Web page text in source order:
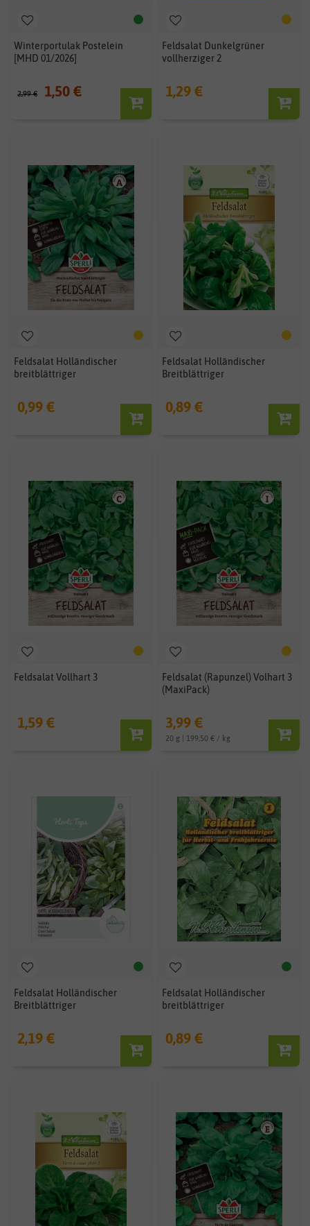
Winterportulak Postelein
[MHD 01/2026]
2,99 € 1,50 €
Feldsalat Dunkelgrüner
vollherziger 2
1,29 €
Feldsalat Holländischer
breitblättriger
0,99 €
Feldsalat Holländischer
Breitblättriger
0,89 €
Feldsalat Vollhart 3
1,59 €
Feldsalat (Rapunzel) Volhart 3
(MaxiPack)
3,99 €
20 g | 199,50 € / kg
Feldsalat Holländischer
Breitblättriger
2,19 €
Feldsalat Holländischer
breitblättriger
0,89 €